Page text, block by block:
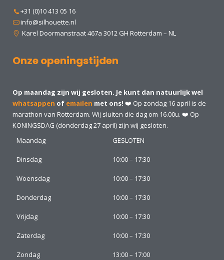
+31 (0)10 413 05 16
info@silhouette.nl
Karel Doormanstraat 467a 3012 GH Rotterdam – NL
Onze openingstijden
Op maandag zijn wij gesloten. Je kunt dan natuurlijk wel
whatsappen of emailen met ons! ❤️ Op zondag 16 april is de
marathon van Rotterdam. Wij sluiten die dag om 16.00u. ❤️ Op
KONINGSDAG (donderdag 27 april) zijn wij gesloten.
Maandag
GESLOTEN
Dinsdag 10:00 – 17:30
Woensdag 10:00 – 17:30
Donderdag 10:00 – 17:30
Vrijdag 10:00 – 17:30
Zaterdag 10:00 – 17:30
Zondag 13:00 – 17:00